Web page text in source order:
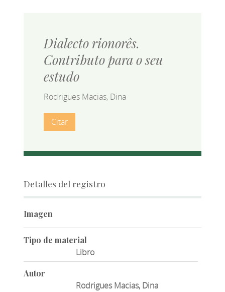
Dialecto rionorês.
Contributo para o seu
estudo
Rodrigues Macias, Dina
Citar
Detalles del registro
Imagen
Tipo de material
Libro
Autor
Rodrigues Macias, Dina